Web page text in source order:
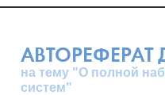
АВТОРЕФЕРАТ
на тему "О полной
систем"